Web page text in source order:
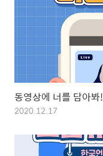
동영상에 너를 담아
2020.12.17